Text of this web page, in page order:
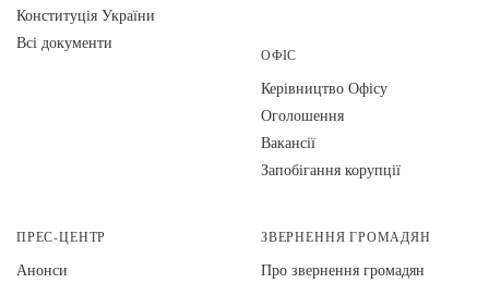
Конституція України
Всі документи
ОФІС
Керівництво Офісу
Оголошення
Вакансії
Запобігання корупції
ПРЕС-ЦЕНТР
Анонси
ЗВЕРНЕННЯ ГРОМАДЯН
Про звернення громадян